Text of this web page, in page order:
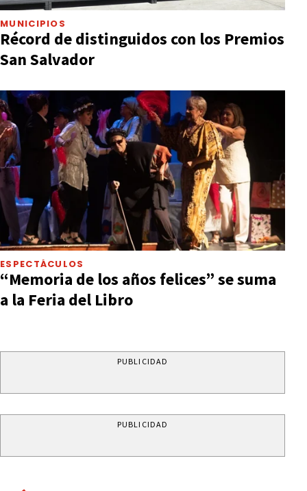
MUNICIPIOS
Récord de distinguidos con los Premios
San Salvador
ESPECTÁCULOS
“Memoria de los años felices” se suma
a la Feria del Libro
PUBLICIDAD
PUBLICIDAD